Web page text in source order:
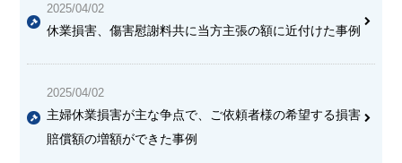
2025/04/02
休業損害、傷害慰謝料共に当方主張の額に近付けた事例
2025/04/02
主婦休業損害が主な争点で、ご依頼者様の希望する損害
賠償額の増額ができた事例